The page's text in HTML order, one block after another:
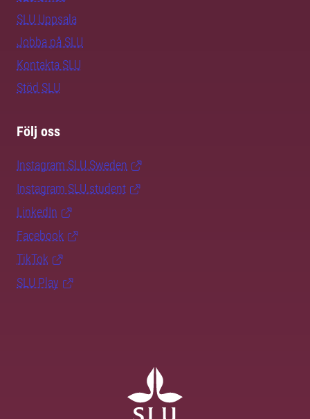
SLU Uppsala
Jobba på SLU
Kontakta SLU
Stöd SLU
Följ oss
Instagram SLU.Sweden
Instagram SLU.student
LinkedIn
Facebook
TikTok
SLU Play